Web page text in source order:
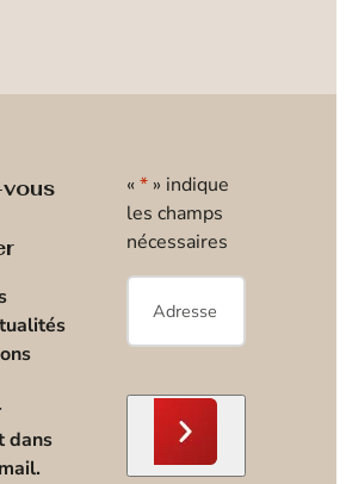
dans
« * » indique
les champs
nécessaires
E-
mail*